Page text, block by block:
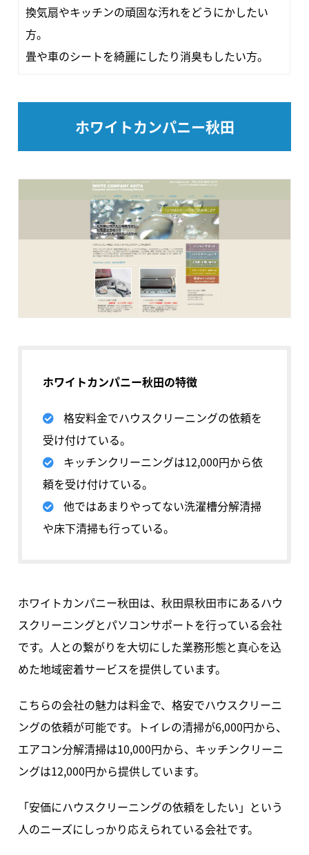
換気扇やキッチンの頑固な汚れをどうにかしたい
方。
畳や車のシートを綺麗にしたり消臭もしたい方。
ホワイトカンパニー秋田
ホワイトカンパニー秋田の特徴
格安料金でハウスクリーニングの依頼を
受け付けている。
キッチンクリーニングは12,000円から依
頼を受け付けている。
他ではあまりやってない洗濯槽分解清掃
や床下清掃も行っている。
ホワイトカンパニー秋田は、秋田県秋田市にあるハウ
スクリーニングとパソコンサポートを行っている会社
です。人との繋がりを大切にした業務形態と真心を込
めた地域密着サービスを提供しています。
こちらの会社の魅力は料金で、格安でハウスクリーニ
ングの依頼が可能です。トイレの清掃が6,000円から、
エアコン分解清掃は10,000円から、キッチンクリーニ
ングは12,000円から提供しています。
「安価にハウスクリーニングの依頼をしたい」という
人のニーズにしっかり応えられている会社です。